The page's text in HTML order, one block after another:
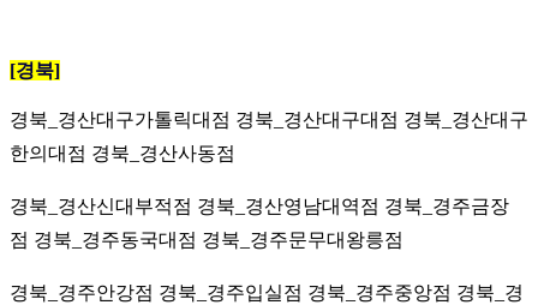
[경북]
경북_경산대구가톨릭대점 경북_경산대구대점 경북_경산대구
한의대점 경북_경산사동점
경북_경산신대부적점 경북_경산영남대역점 경북_경주금장
점 경북_경주동국대점 경북_경주문무대왕릉점
경북_경주안강점 경북_경주입실점 경북_경주중앙점 경북_경